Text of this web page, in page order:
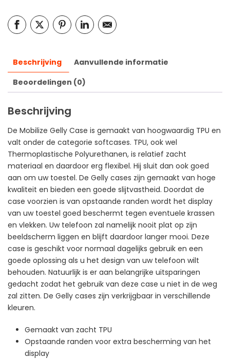
Beschrijving
Aanvullende informatie
Beoordelingen (0)
Beschrijving
De Mobilize Gelly Case is gemaakt van hoogwaardig TPU en
valt onder de categorie softcases. TPU, ook wel
Thermoplastische Polyurethanen, is relatief zacht
materiaal en daardoor erg flexibel. Hij sluit dan ook goed
aan om uw toestel. De Gelly cases zijn gemaakt van hoge
kwaliteit en bieden een goede slijtvastheid. Doordat de
case voorzien is van opstaande randen wordt het display
van uw toestel goed beschermt tegen eventuele krassen
en vlekken. Uw telefoon zal namelijk nooit plat op zijn
beeldscherm liggen en blijft daardoor langer mooi. Deze
case is geschikt voor normaal dagelijks gebruik en een
goede oplossing als u het design van uw telefoon wilt
behouden. Natuurlijk is er aan belangrijke uitsparingen
gedacht zodat het gebruik van deze case u niet in de weg
zal zitten. De Gelly cases zijn verkrijgbaar in verschillende
kleuren.
Gemaakt van zacht TPU
Opstaande randen voor extra bescherming van het
display